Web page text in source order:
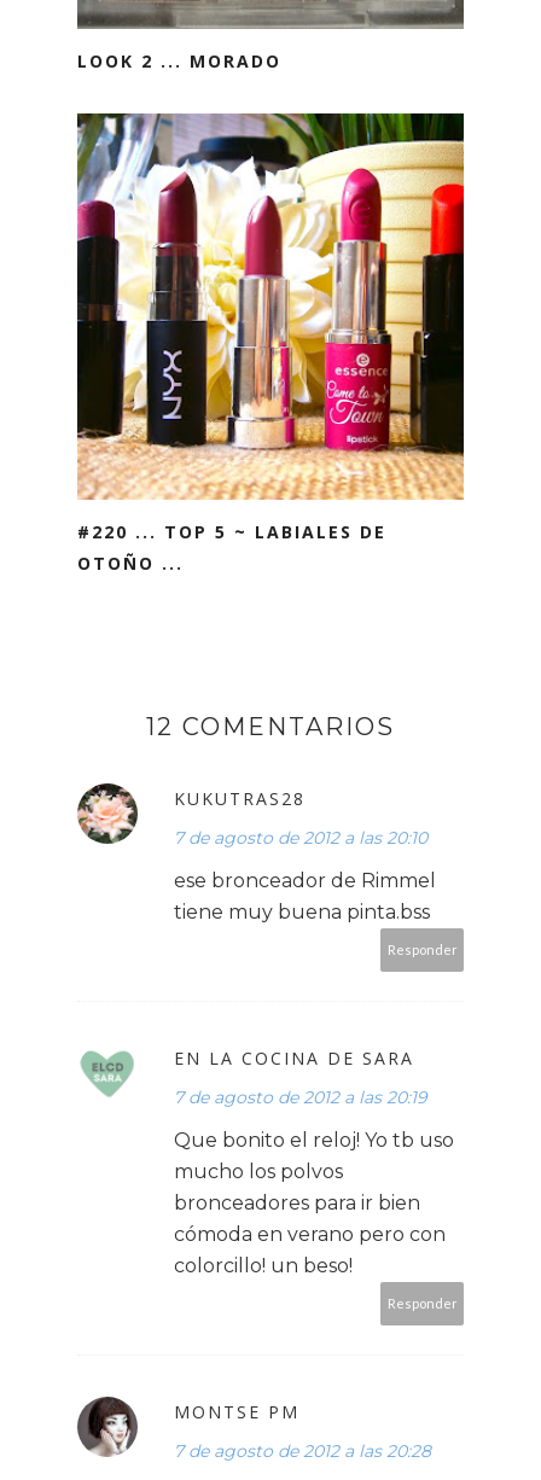
LOOK 2 ... MORADO
#220 ... TOP 5 ~ LABIALES DE
OTOÑO ...
12 COMENTARIOS
KUKUTRAS28
7 de agosto de 2012 a las 20:10
ese bronceador de Rimmel
tiene muy buena pinta.bss
Responder
EN LA COCINA DE SARA
7 de agosto de 2012 a las 20:19
Que bonito el reloj! Yo tb uso
mucho los polvos
bronceadores para ir bien
cómoda en verano pero con
colorcillo! un beso!
Responder
MONTSE PM
7 de agosto de 2012 a las 20:28